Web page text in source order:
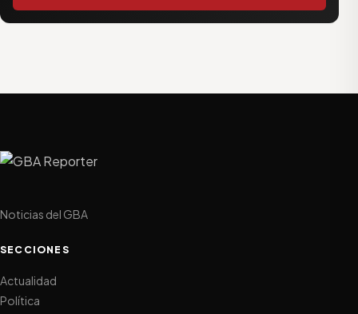
Noticias del GBA
SECCIONES
Actualidad
Política